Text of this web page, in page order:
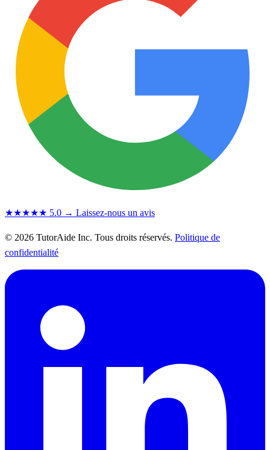
★★★★★ 5.0 → Laissez-nous un avis
© 2026 TutorAide Inc. Tous droits réservés. Politique de
confidentialité